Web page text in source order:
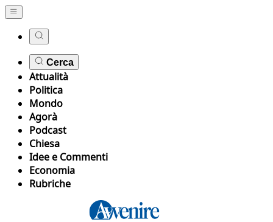
Cerca
Attualità
Politica
Mondo
Agorà
Podcast
Chiesa
Idee e Commenti
Economia
Rubriche